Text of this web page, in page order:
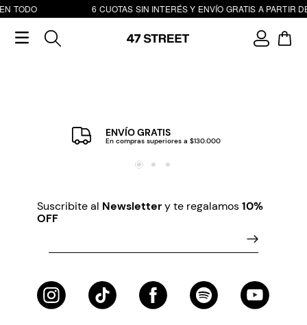
TODO 6 CUOTAS SIN INTERÉS Y ENVÍO GRATIS A PARTIR
ENVÍO GRATIS
En compras superiores a $130.000
Suscribite al Newslettery te regalamos10%
OFF